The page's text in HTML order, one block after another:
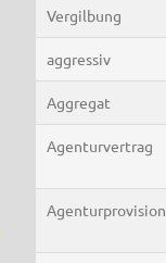
Vergilbung
aggressiv
Aggregat
Agenturvertrag
Agenturprovision